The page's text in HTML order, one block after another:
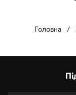
Головна
Виготовлення за